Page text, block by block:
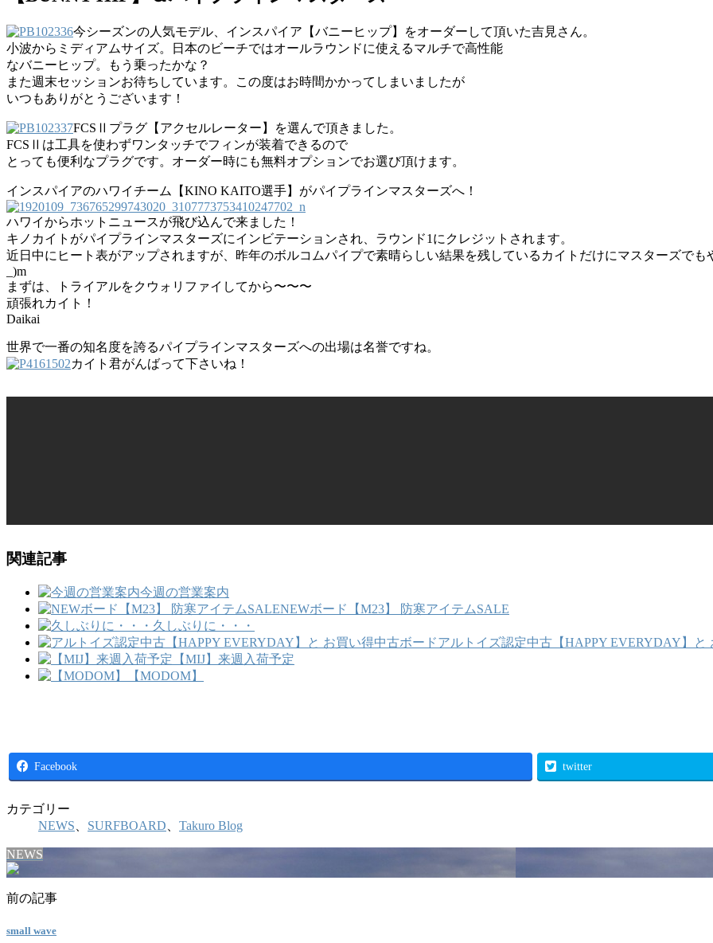
今シーズンの人気モデル、インスパイア【バニーヒップ】をオーダーして頂いた吉見さん。
小波からミディアムサイズ。日本のビーチではオールラウンドに使えるマルチで高性能
なバニーヒップ。もう乗ったかな？
また週末セッションお待ちしています。この度はお時間かかってしまいましたが
いつもありがとうございます！
FCSⅡプラグ【アクセルレーター】を選んで頂きました。
FCSⅡは工具を使わずワンタッチでフィンが装着できるので
とっても便利なプラグです。オーダー時にも無料オプションでお選び頂けます。
インスパイアのハワイチーム【KINO KAITO選手】がパイプラインマスターズへ！
ハワイからホットニュースが飛び込んで来ました！
キノカイトがパイプラインマスターズにインビテーションされ、ラウンド1にクレジットされます。
近日中にヒート表がアップされますが、昨年のボルコムパイプで素晴らしい結果を残しているカイトだけにマスターズで
_)m
まずは、トライアルをクウォリファイしてから〜〜〜
頑張れカイト！
Daikai
世界で一番の知名度を誇るパイプラインマスターズへの出場は名誉ですね。
カイト君がんばって下さいね！
関連記事
今週の営業案内
NEWボード【M23】 防寒アイテムSALE
久しぶりに・・・
アルトイズ認定中古【HAPPY EVERYDAY】と
【MIJ】来週入荷予定
【MODOM】
Facebook twitter
カテゴリー
NEWS
SURFBOARD Takuro Blog
NEWS
前の記事
small wave